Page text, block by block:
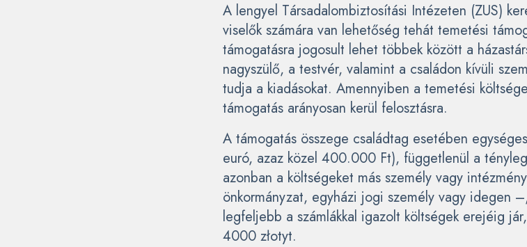
A lengyel Társadalombiztosítási Intézeten (ZUS)
viselők számára van lehetőség tehát temetési
támogatásra jogosult lehet többek között a
nagyszülő, a testvér, valamint a családon kívüli
tudja a kiadásokat. Amennyiben a temetési
támogatás arányosan kerül felosztásra.
A támogatás összege családtag esetében
euró, azaz közel 400.000 Ft), függetlenül a
azonban a költségeket más személy vagy
önkormányzat, egyházi jogi személy vagy idegen
legfeljebb a számlákkal igazolt költségek erejéig
4000 złotyt.